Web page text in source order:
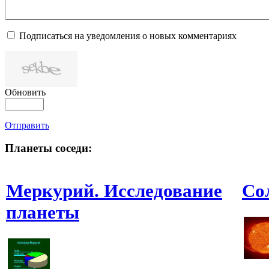
Подписаться на уведомления о новых комментариях
Обновить
Отправить
Планеты соседи:
Меркурий. Исследование
планеты